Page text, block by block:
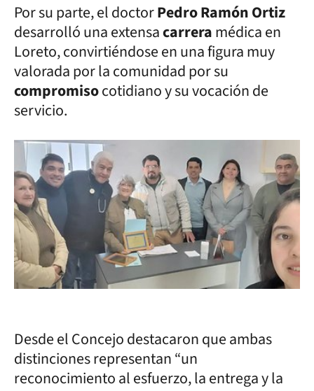
Por su parte, el doctorPedro Ramón Ortiz
desarrolló una extensacarreramédica en
Loreto, convirtiéndose en una figura muy
valorada por la comunidad por su
compromisocotidiano y su vocación de
servicio.
Desde el Concejo destacaron que ambas
distinciones representan “un
reconocimiento al esfuerzo, la entrega y la